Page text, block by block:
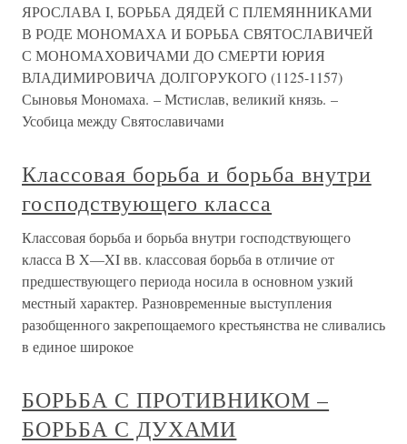
ЯРОСЛАВА I, БОРЬБА ДЯДЕЙ С ПЛЕМЯННИКАМИ
В РОДЕ МОНОМАХА И БОРЬБА СВЯТОСЛАВИЧЕЙ
С МОНОМАХОВИЧАМИ ДО СМЕРТИ ЮРИЯ
ВЛАДИМИРОВИЧА ДОЛГОРУКОГО (1125-1157)
Сыновья Мономаха. – Мстислав, великий князь. –
Усобица между Святославичами
Классовая борьба и борьба внутри
господствующего класса
Классовая борьба и борьба внутри господствующего
класса В X—XI вв. классовая борьба в отличие от
предшествующего периода носила в основном узкий
местный характер. Разновременные выступления
разобщенного закрепощаемого крестьянства не сливались
в единое широкое
БОРЬБА С ПРОТИВНИКОМ –
БОРЬБА С ДУХАМИ